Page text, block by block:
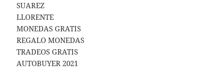
SUAREZ
LLORENTE
MONEDAS GRATIS
REGALO MONEDAS
TRADEOS GRATIS
AUTOBUYER 2021